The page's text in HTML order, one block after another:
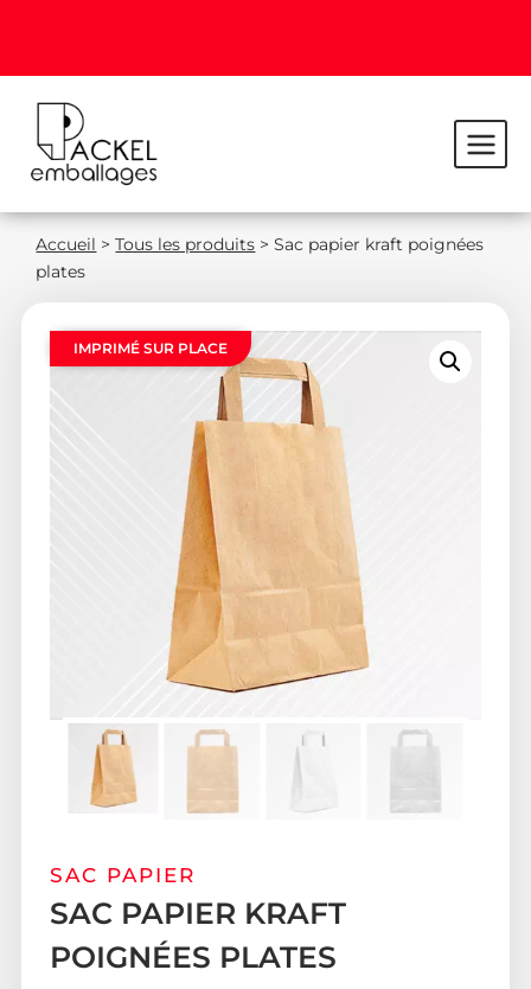
Accueil >Tous les produits >Sac papier kraft poignées
plates
IMPRIMÉ SUR PLACE
SAC PAPIER
SAC PAPIER KRAFT
POIGNÉES PLATES